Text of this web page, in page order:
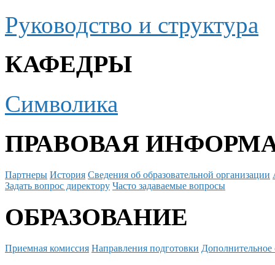
Руководство и структура
КАФЕДРЫ
Символика
ПРАВОВАЯ
Партнеры История Сведения об образовательной организации
Задать вопрос директору Часто задаваемые вопросы
ОБРАЗОВАНИЕ
Приемная комиссия Направления подготовки Дополнительное